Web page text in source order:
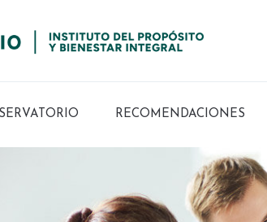
RECOMENDACIONES